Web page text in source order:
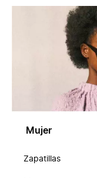
Mujer
Zapatillas